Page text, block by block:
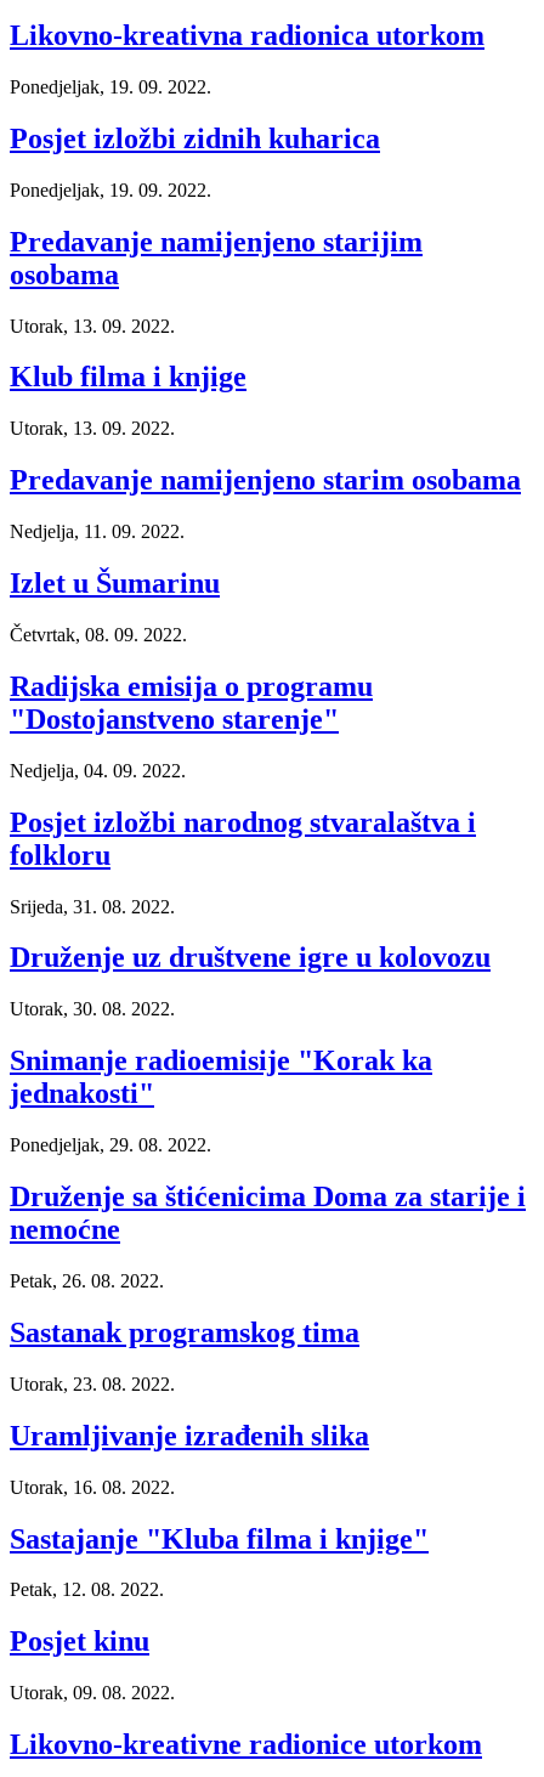
Likovno-kreativna radionica utorkom
Ponedjeljak, 19. 09. 2022.
Posjet izložbi zidnih kuharica
Ponedjeljak, 19. 09. 2022.
Predavanje namijenjeno starijim
osobama
Utorak, 13. 09. 2022.
Klub filma i knjige
Utorak, 13. 09. 2022.
Predavanje namijenjeno starim osobama
Nedjelja, 11. 09. 2022.
Izlet u Šumarinu
Četvrtak, 08. 09. 2022.
Radijska emisija o programu
"Dostojanstveno starenje"
Nedjelja, 04. 09. 2022.
Posjet izložbi narodnog stvaralaštva i
folkloru
Srijeda, 31. 08. 2022.
Druženje uz društvene igre u kolovozu
Utorak, 30. 08. 2022.
Snimanje radioemisije "Korak ka
jednakosti"
Ponedjeljak, 29. 08. 2022.
Druženje sa štićenicima Doma za starije i
nemoćne
Petak, 26. 08. 2022.
Sastanak programskog tima
Utorak, 23. 08. 2022.
Uramljivanje izrađenih slika
Utorak, 16. 08. 2022.
Sastajanje "Kluba filma i knjige"
Petak, 12. 08. 2022.
Posjet kinu
Utorak, 09. 08. 2022.
Likovno-kreativne radionice utorkom